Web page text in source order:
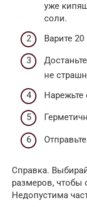
уже
соли.
Варите
не
Справка.
размеров,
Недопустима